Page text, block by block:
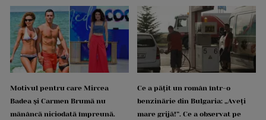
Motivul pentru care Mircea
Badea și Carmen Brumă nu
mănâncă niciodată împreună.
Ce a pățit un român într-o
benzinărie din Bulgaria: „Aveți
mare grijă!”. Ce a observat pe